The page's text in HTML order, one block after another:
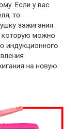
Если у вас
то
зажигания.
которую можно
индукционного
на новую.